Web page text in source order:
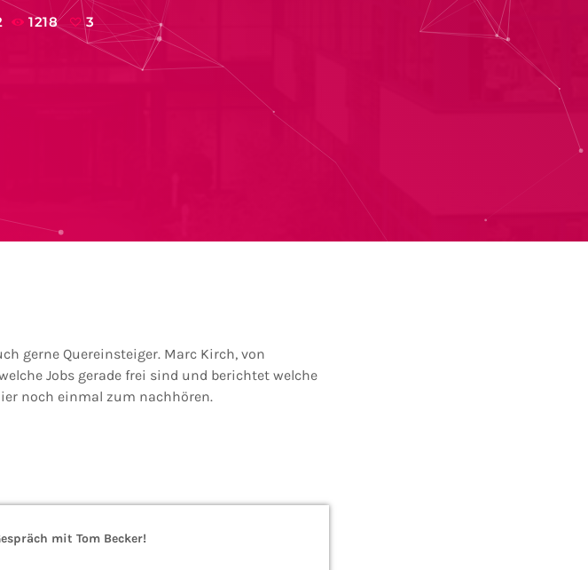
1218 3
gerne Quereinsteiger. Marc Kirch, von
Jobs gerade frei sind und berichtet welche
noch einmal zum nachhören.
mit Tom Becker!